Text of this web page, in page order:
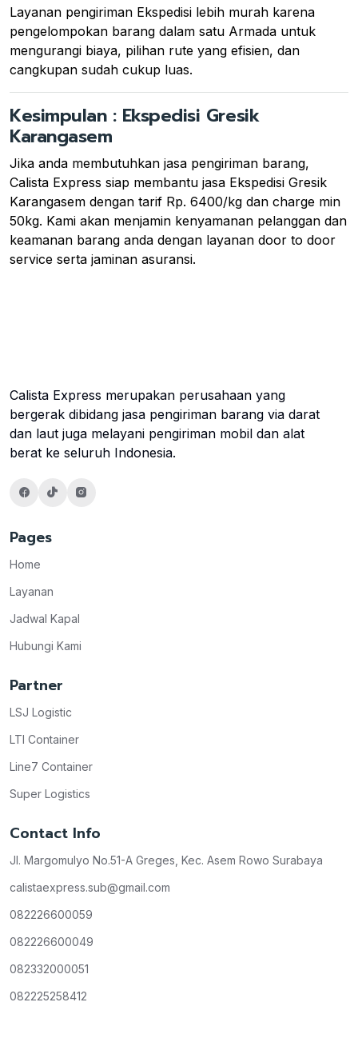
Layanan pengiriman Ekspedisi lebih murah karena
pengelompokan barang dalam satu Armada untuk
mengurangi biaya, pilihan rute yang efisien, dan
cangkupan sudah cukup luas.
Kesimpulan : Ekspedisi Gresik
Karangasem
Jika anda membutuhkan jasa pengiriman barang,
Calista Express siap membantu jasa Ekspedisi Gresik
Karangasem dengan tarif Rp. 6400/kg dan charge min
50kg. Kami akan menjamin kenyamanan pelanggan dan
keamanan barang anda dengan layanan door to door
service serta jaminan asuransi.
Calista Express merupakan perusahaan yang
bergerak dibidang jasa pengiriman barang via darat
dan laut juga melayani pengiriman mobil dan alat
berat ke seluruh Indonesia.
Pages
Home
Layanan
Jadwal Kapal
Hubungi Kami
Partner
LSJ Logistic
LTI Container
Line7 Container
Super Logistics
Contact Info
Jl. Margomulyo No.51-A Greges, Kec. Asem Rowo Surabaya
calistaexpress.sub@gmail.com
082226600059
082226600049
082332000051
082225258412